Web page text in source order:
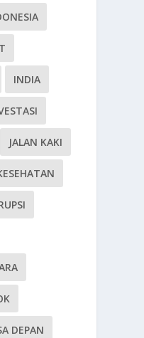
INDIA
JALAN KAKI
DEPAN